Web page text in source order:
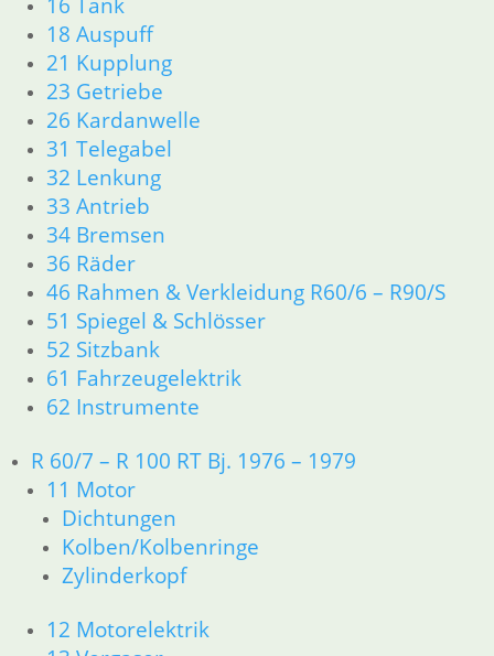
18 Auspuff
21 Kupplung
23 Getriebe
26 Kardanwelle
31 Telegabel
32 Lenkung
33 Antrieb
34 Bremsen
36 Räder
46 Rahmen & Verkleidung R60/6 – R90/S
51 Spiegel & Schlösser
52 Sitzbank
61 Fahrzeugelektrik
62 Instrumente
R 60/7 – R 100 RT Bj. 1976 – 1979
11 Motor
Dichtungen
Kolben/Kolbenringe
Zylinderkopf
12 Motorelektrik
Teilesuche und Referenzummern
Besuchen Sie realoem.com mit Explosionszeichnungen für Ihre